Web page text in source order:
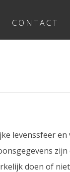
CONTACT
levenssfeer en
zijn
doen of